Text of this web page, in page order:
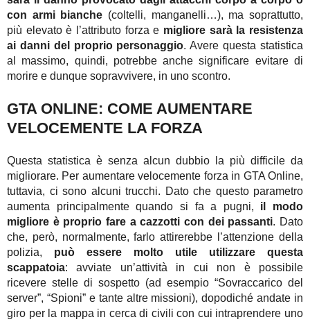
con armi bianche (coltelli, manganelli…), ma soprattutto,
più elevato è l’attributo forza e migliore sarà la resistenza
ai danni del proprio personaggio. Avere questa statistica
al massimo, quindi, potrebbe anche significare evitare di
morire e dunque sopravvivere, in uno scontro.
GTA ONLINE: COME AUMENTARE
VELOCEMENTE LA FORZA
Questa statistica è senza alcun dubbio la più difficile da
migliorare. Per aumentare velocemente forza in GTA Online,
tuttavia, ci sono alcuni trucchi. Dato che questo parametro
aumenta principalmente quando si fa a pugni, il modo
migliore è proprio fare a cazzotti con dei passanti. Dato
che, però, normalmente, farlo attirerebbe l’attenzione della
polizia, può essere molto utile utilizzare questa
scappatoia: avviate un’attività in cui non è possibile
ricevere stelle di sospetto (ad esempio “Sovraccarico del
server”, “Spioni” e tante altre missioni), dopodiché andate in
giro per la mappa in cerca di civili con cui intraprendere uno